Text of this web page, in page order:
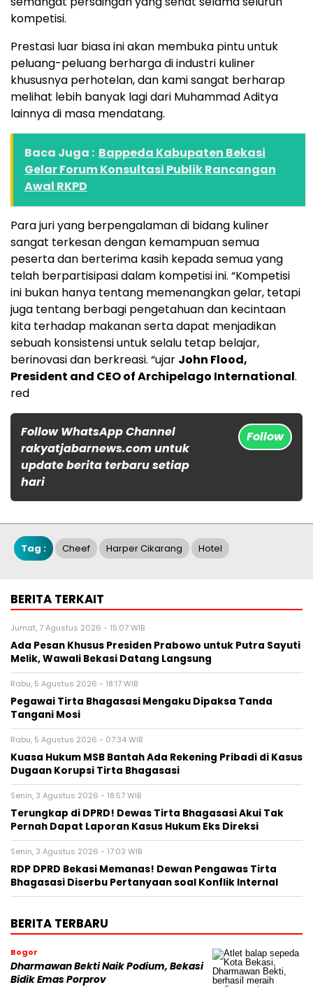
kompetisi.
Prestasi luar biasa ini akan membuka pintu untuk
peluang-peluang berharga di industri kuliner
khususnya perhotelan, dan kami sangat berharap
melihat lebih banyak lagi dari Muhammad Aditya
lainnya di masa mendatang.
Baca Juga : Bappeda Kabupaten Bekasi
Gelar Forum Konsultasi Publik Rancangan
Awal RKPD
Para juri yang berpengalaman di bidang kuliner
sangat terkesan dengan kemampuan semua
peserta dan berterima kasih kepada semua yang
telah berpartisipasi dalam kompetisi ini. “Kompetisi
ini bukan hanya tentang memenangkan gelar, tetapi
juga tentang berbagi pengetahuan dan kecintaan
kita terhadap makanan serta dapat menjadikan
sebuah konsistensi untuk selalu tetap belajar,
berinovasi dan berkreasi. “ujar John Flood,
President and CEO of Archipelago International.
red
Follow WhatsApp Channel
rakyatjabarnews.com untuk
update berita terbaru setiap
hari
Follow
Tag : Cheef Harper Cikarang Hotel
BERITA TERKAIT
Jumat, 7 Agustus 2026 - 15:07 WIB
Ada Pesan Khusus Presiden Prabowo untuk Putra Sayuti
Melik, Wawali Bekasi Datang Langsung
Rabu, 5 Agustus 2026 - 18:17 WIB
Pegawai Tirta Bhagasasi Mengaku Dipaksa Tanda
Tangani Mosi
Rabu, 5 Agustus 2026 - 07:34 WIB
Kuasa Hukum MSB Bantah Ada Rekening Pribadi di Kasus
Dugaan Korupsi Tirta Bhagasasi
Senin, 3 Agustus 2026 - 18:57 WIB
Terungkap di DPRD! Dewas Tirta Bhagasasi Akui Tak
Pernah Dapat Laporan Kasus Hukum Eks Direksi
Senin, 3 Agustus 2026 - 17:03 WIB
RDP DPRD Bekasi Memanas! Dewan Pengawas Tirta
Bhagasasi Diserbu Pertanyaan soal Konflik Internal
BERITA TERBARU
Bogor
Dharmawan Bekti Naik Podium, Bekasi
Bidik Emas Porprov